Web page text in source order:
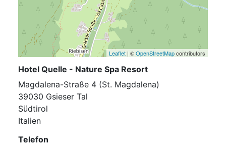
Leaflet | ©OpenStreetMapcontributors
Hotel Quelle - Nature Spa Resort
Magdalena-Straße 4 (St. Magdalena)
39030 Gsieser Tal
Südtirol
Italien
Telefon